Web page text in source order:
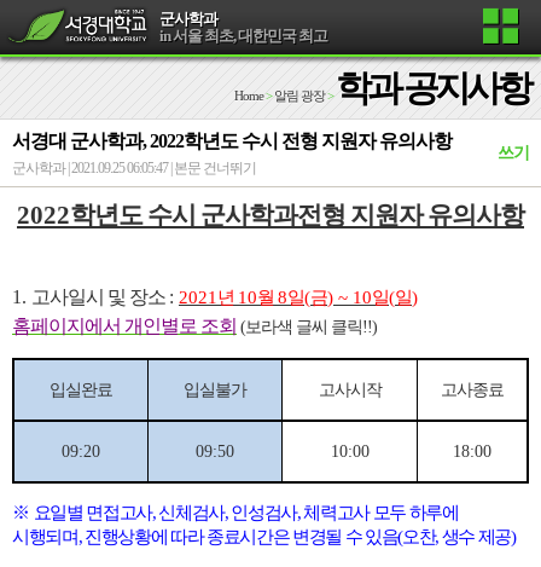
군사학과
in 서울 최초, 대한민국 최고
Home> 알림 광장> 학과 공지사항
서경대 군사학과, 2022학년도 수시 전형 지원자 유의사항
쓰기
군사학과 | 2021.09.25 06:05:47 | 본문 건너뛰기
2022학년도 수시 군사학과전형 지원자 유의사항
1. 고사일시 및 장소 : 2021 년 10월 8일(금) ~ 10일(일)
홈페이지에서 개인별로 조회 (보라색 글씨 클릭!!)
입실완료 입실불가 고사시작 고사종료
09:20 09:50 10:00 18:00
※ 요일별 면접고사,신체검사, 인성검사,체력고사 모두 하루에
시행되며,진행상황에 따라 종료시간은 변경될 수 있음(오찬, 생수제공)